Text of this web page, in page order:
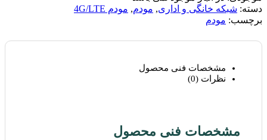
دسته: شبکه خانگی و اداری, مودم, مودم 4G/LTE
برچسب: مودم
مشخصات فنی محصول
نظرات (0)
مشخصات فنی محصول